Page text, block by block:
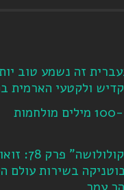
זה נשמע טוב
ולקטעי הארמית
"קולולושה"
בשירות עולם